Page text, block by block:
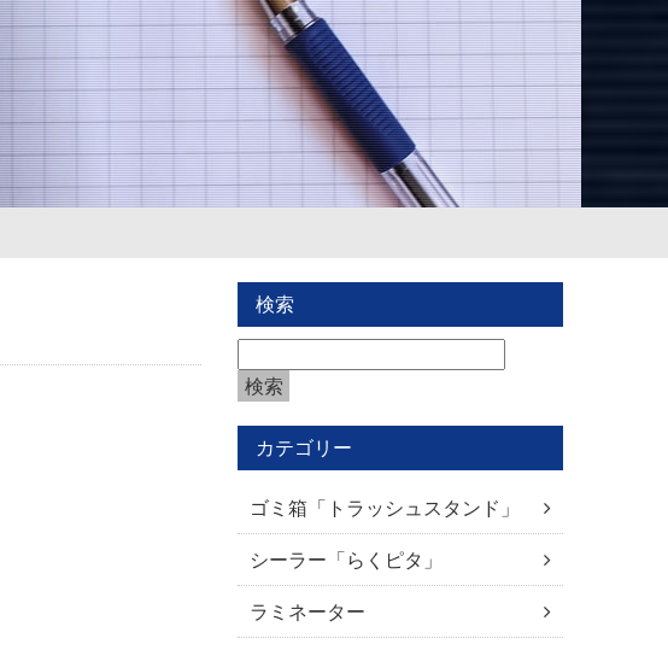
検索
カテゴリー
ゴミ箱「トラッシュスタンド」
シーラー「らくピタ」
ラミネーター